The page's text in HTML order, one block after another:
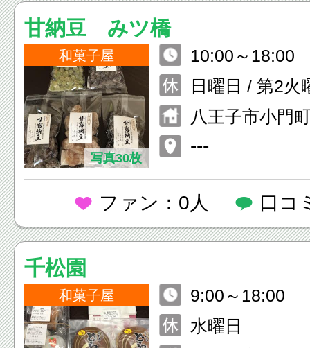
甘納豆 みツ橋
和菓子屋
写真30枚
10:00～18:00
日曜日 / 第2
ヵ月間休業・
八王子市小門
---
ファン：0人 口コ
千松園
和菓子屋
9:00～18:00
水曜日